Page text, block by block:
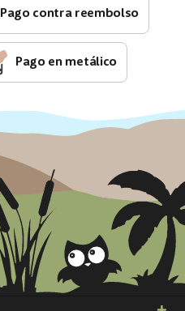
Pago contra reembolso
Pago en metálico